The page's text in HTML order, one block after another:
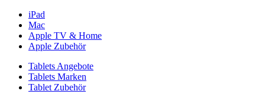
iPad
Mac
Apple TV & Home
Apple Zubehör
Tablets Angebote
Tablets Marken
Tablet Zubehör